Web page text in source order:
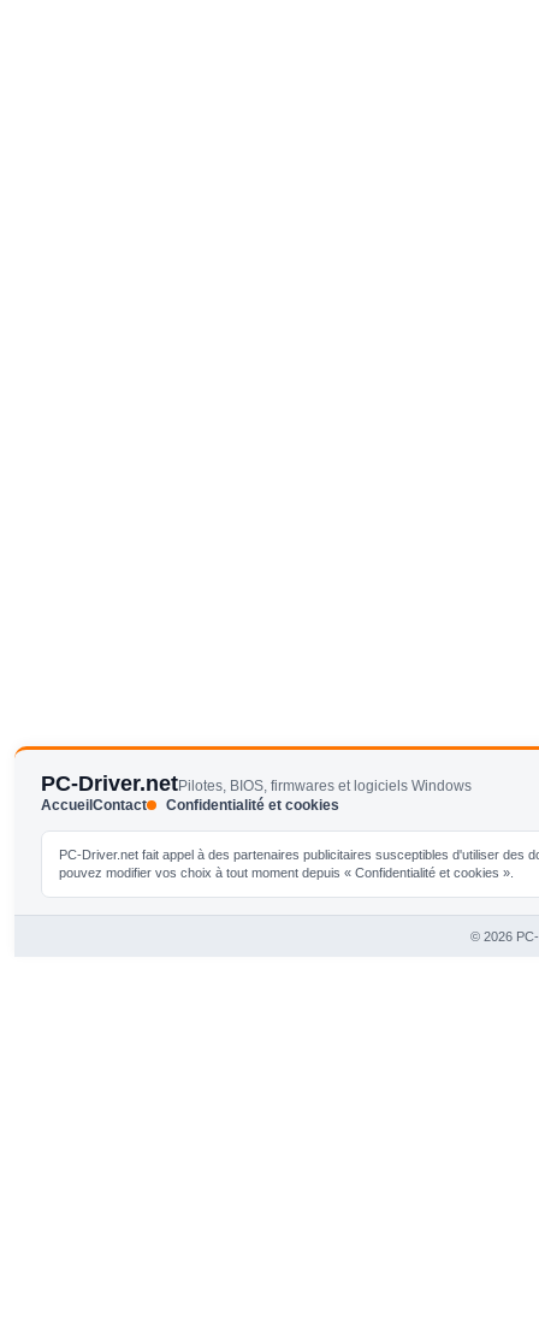
PC-Driver.netPilotes, BIOS, firmwares et logiciels Windows
AccueilContact Confidentialité et cookies
PC-Driver.net fait appel à des partenaires publicitaires susceptibles d'utiliser
pouvez modifier vos choix à tout moment depuis « Confidentialité et cookies ».
© 2026